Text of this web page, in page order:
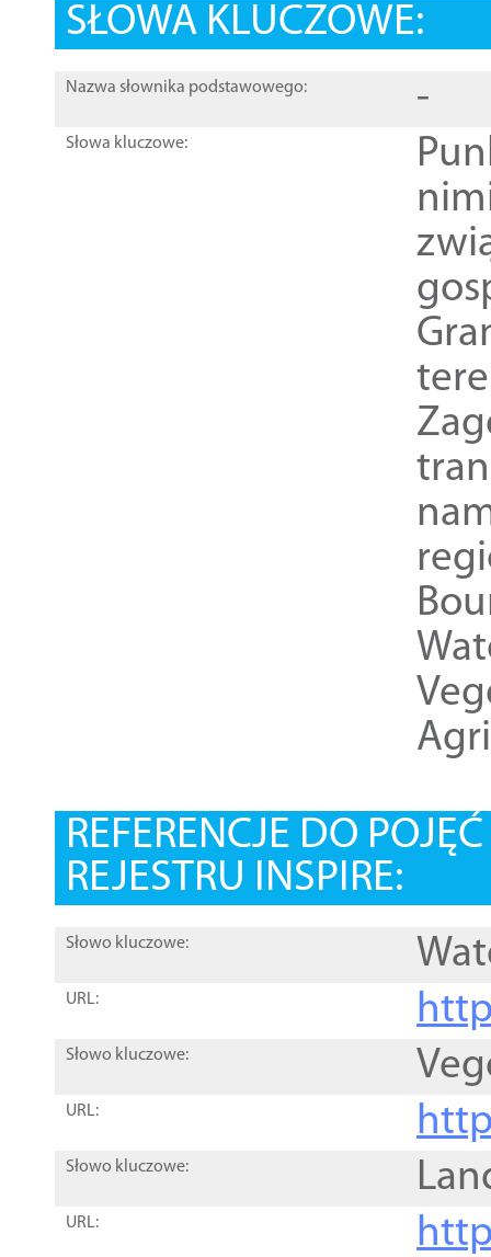
SŁOWA KLUCZOWE:
Nazwa słownika podstawowego: -
Słowa kluczowe:
REFERENCJE DO
REJESTRU INSPIRE:
Słowo kluczowe:
URL:
Słowo kluczowe:
URL:
Słowo kluczowe:
URL: